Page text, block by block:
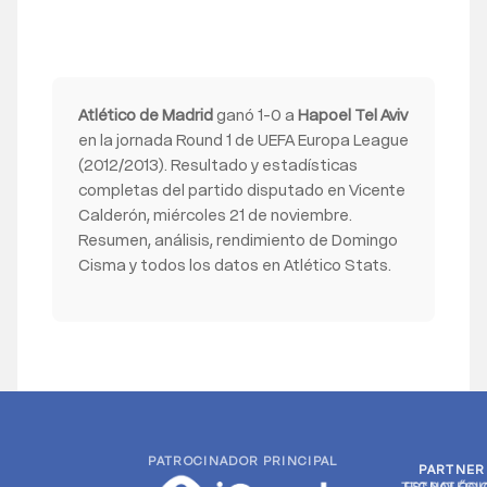
Atlético de Madrid ganó 1-0 a Hapoel Tel Aviv
en la jornada Round 1 de UEFA Europa League
(2012/2013). Resultado y estadísticas
completas del partido disputado en Vicente
Calderón, miércoles 21 de noviembre.
Resumen, análisis, rendimiento de Domingo
Cisma y todos los datos en Atlético Stats.
PARTNER
PATROCINADOR PRINCIPAL
PARTNER